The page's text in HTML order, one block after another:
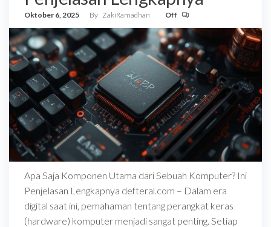
Oktober 6, 2025 By ZakiRamadhan Off
Apa Saja Komponen Utama dari Sebuah Komputer? Ini
Penjelasan Lengkapnya defteral.com – Dalam era
digital saat ini, pemahaman tentang perangkat keras
(hardware) komputer menjadi sangat penting. Setiap